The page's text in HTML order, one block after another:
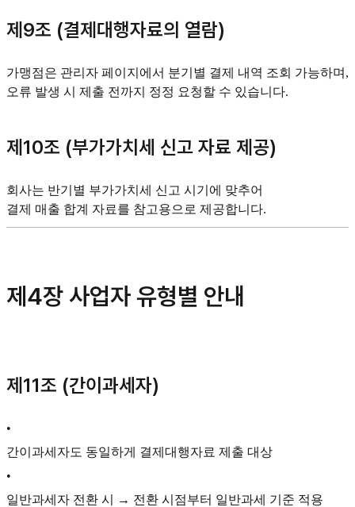
제9조 (결제대행자료의 열람)
가맹점은 관리자 페이지에서 분기별 결제 내역 조회 가능하며,
오류 발생 시 제출 전까지 정정 요청할 수 있습니다.
제10조 (부가가치세 신고 자료 제공)
회사는 반기별 부가가치세 신고 시기에 맞추어
결제 매출 합계 자료를 참고용으로 제공합니다.
제4장 사업자 유형별 안내
제11조 (간이과세자)
•
간이과세자도 동일하게 결제대행자료 제출 대상
•
일반과세자 전환 시 → 전환 시점부터 일반과세 기준 적용